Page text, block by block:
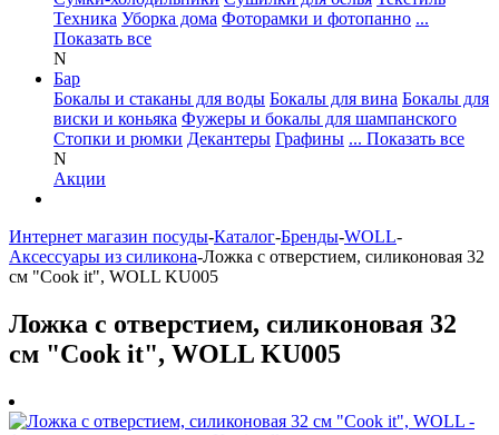
Техника Уборка дома Фоторамки и фотопанно ...
Показать все
N
Бар
Бокалы и стаканы для воды Бокалы для вина Бокалы для
виски и коньяка Фужеры и бокалы для шампанского
Стопки и рюмки Декантеры Графины ... Показать все
N
Акции
Интернет магазин посуды-Каталог-Бренды-WOLL-
Аксессуары из силикона-Ложка с отверстием, силиконовая 32
см "Cook it", WOLL KU005
Ложка с отверстием, силиконовая 32
см "Cook it", WOLL KU005